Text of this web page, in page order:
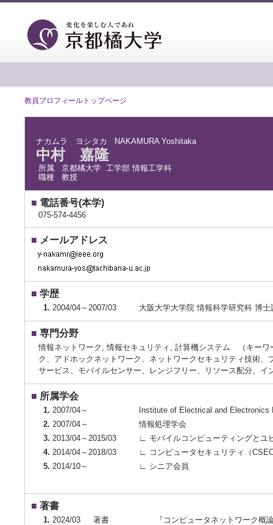
教員プロフィールトップページ
ナカムラ ヨシタカ NAKAMURA Yoshitaka
中村 嘉隆
所属
京都橘大学 工学部 情報工学科
職種
教授
■ 電話番号(本学)
075-574-4456
■ メールアドレス
■ 学歴
1. 2004/04～2007/03 大阪大学大学院 情報科学研究科 博
■ 専門分野
情報ネットワーク, 情報セキュリティ, 計算機システム （キー
ク、アドホックネットワーク、ネットワークセキュリティ技術
サービス、モバイルセンサー、レンジフリー、リソース配分、イ
■ 所属学会
1. 2007/04～
Institute of Electrical and Electronics
2. 2007/04～
情報処理学会
3. 2013/04～2015/03
∟ モバイルコンピューティングとユ
4. 2014/04～2018/03
∟ コンピュータセキュリティ（
5. 2014/10～ ∟ シニア会員
■ 著書
1. 2024/03 著書
『コンピュータネットワーク